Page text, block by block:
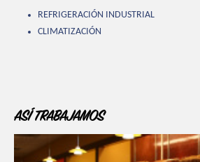
REFRIGERACIÓN INDUSTRIAL
CLIMATIZACIÓN
ASÍ TRABAJAMOS